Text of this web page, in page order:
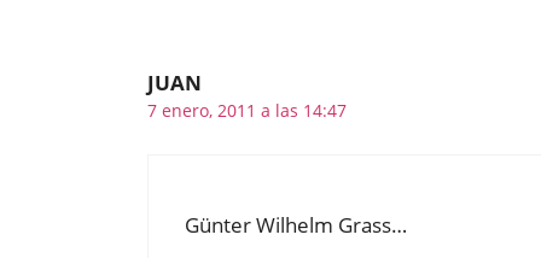
JUAN
7 enero, 2011 a las 14:47
Günter Wilhelm Grass…